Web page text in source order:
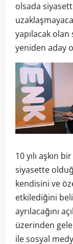
olsada
yapılacak
yeniden aday
10 yılı aşkın
siyasette
kendisini ve
etkilediğini
ayrılacağını
üzerinden
ile sosyal